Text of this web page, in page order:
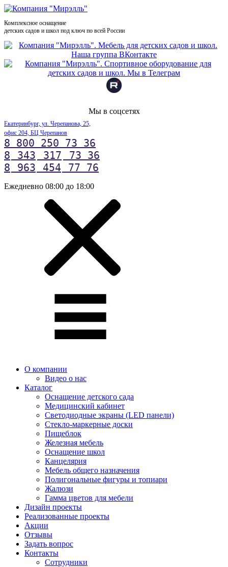
Комплексное оснащение
детских садов и школ под ключ по всей России
Мы в соцсетях
Екатеринбург, ул. Черепанова, 25,
офис 204, БЦ Черепанов
8 800 250 73 36
8
343 317
73 36
8
963 454 77 76
Ежедневно 08:00 до 18:00
О компании
Видео о нас
Каталог
Оснащение детского сада
Медицинский кабинет
Светодиодные экраны (LED панели)
Стекло-маркерные доски
Пищеблок
Железная мебель
Оснащение школ
Канцелярия
Мебель общего назначения
Полигональные фигуры и топиари
Жалюзи
Гамма цветов для мебели
Дизайн проекты
Реализованные проекты
Акции
Отзывы
Задать вопрос
Контакты
Сотрудники